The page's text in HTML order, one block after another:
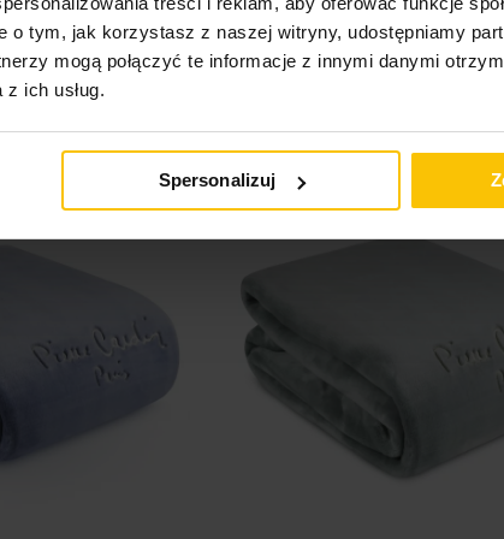
o tym, jak korzystasz z naszej witryny, udostępniamy
mogą połączyć te informacje z innymi danymi
ich usług.
Spersonalizuj
koszyka
Dodaj
do
915,20 zł
Dodaj do koszyka
min. 99 zł -20% przy zakupach za min. 99 zł